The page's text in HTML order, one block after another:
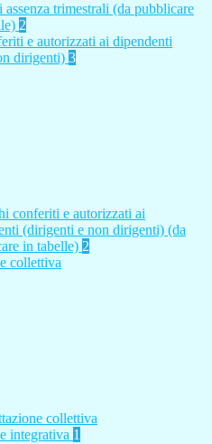
assenza trimestrali (da pubblicare
2
e autorizzati ai dipendenti
dirigenti) 3
conferiti e autorizzati ai
(dirigenti e non dirigenti) (da
in tabelle) 2
collettiva
collettiva
integrativa 1